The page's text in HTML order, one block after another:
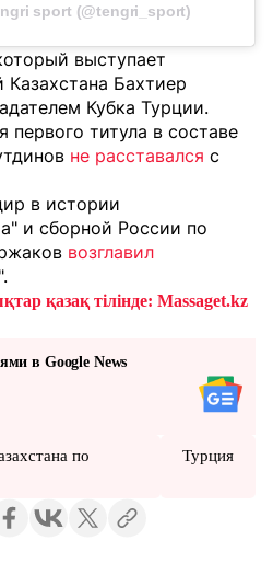
sport (@tengri_sport)
выступает
Бахтиер
Кубка Турции.
первого титула в составе
не расставался с
в истории
и сборной России по
возглавил
қазақ тілінде: Massaget.kz
в Google News
по
Турция